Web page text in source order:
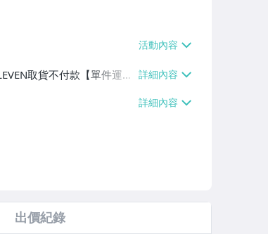
取貨不付款【單件運費
免運費】、郵局掛號
】、低溫配送【單件運費
出價紀錄